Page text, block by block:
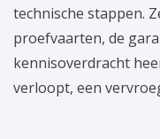
technische stappen.
proefvaarten, de
kennisoverdracht
verloopt, een